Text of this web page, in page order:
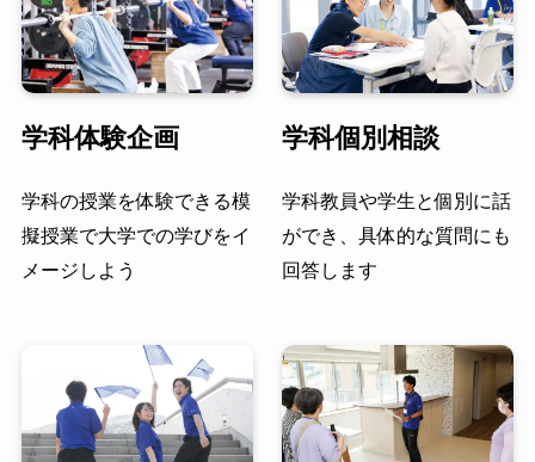
学科体験企画
学科の授業を体験できる模
擬授業で大学での学びをイ
メージしよう
学科個別相談
学科教員や学生と個別に話
ができ、具体的な質問にも
回答します